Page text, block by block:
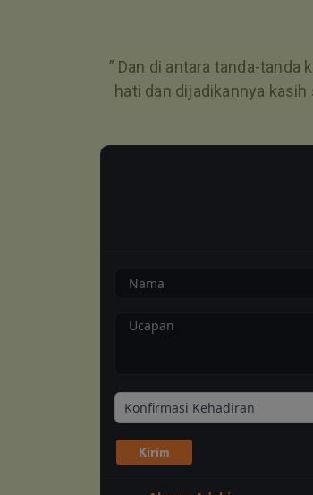
” Dan di antara tanda-
hati dan dijadikannya